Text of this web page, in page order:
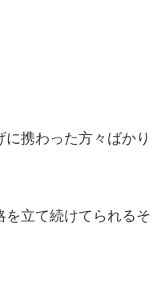
携わった方々ばかり
立て続けてられるそ